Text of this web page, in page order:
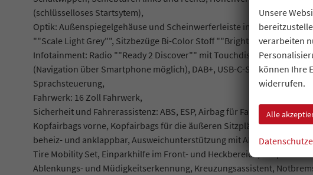
(schlüsselloses Startsytem),
Optik: Außenspiegelgehäuse und Scheinwerferleiste in Schwarz,
""Scale Light Grey"", Sitzbezüge Bi-Color Stoff ""Bright Dots"",
Infotainment: Radio ""Ready 2 Discover"" mit Touchdisplay,
(Navigation über Smartphone möglich), DAB+, USB-C-Schnittstelle, 8
Sprachsteuerung,
Fahrwerk: 16 Zoll Fahrwerk,
Sicherheit und Fahrerassistenz: ABS, ESP, Airbag für Fahrer und
Kopfairbags vorne, Kopfairbags für die äußeren Sitzplätze hinten und
beheiz- und anklappbar, Ausweichunterstützung mit
Tire Mobility Set, Einparkhilfe im Front- und Heckbereich,
Ablenkungs- und Müdigkeitserkennung, Kreuzungsassistent,
Unsere
verarbeiten
können Ihre
widerrufen.
Alle